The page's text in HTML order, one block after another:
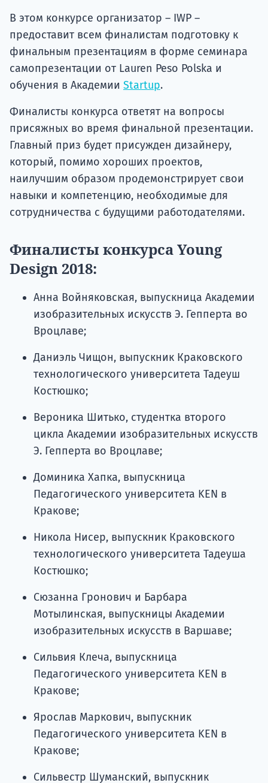
В этом конкурсе организатор – IWP –
предоставит всем финалистам подготовку к
финальным презентациям в форме семинара
самопрезентации от Lauren Peso Polska и
обучения в Академии Startup.
Финалисты конкурса ответят на вопросы
присяжных во время финальной презентации.
Главный приз будет присужден дизайнеру,
который, помимо хороших проектов,
наилучшим образом продемонстрирует свои
навыки и компетенцию, необходимые для
сотрудничества с будущими работодателями.
Финалисты конкурса Young
Design 2018:
Анна Войняковская, выпускница Академии
изобразительных искусств Э. Гепперта во
Вроцлаве;
Даниэль Чищон, выпускник Краковского
технологического университета Тадеуш
Костюшко;
Вероника Шитько, студентка второго
цикла Академии изобразительных искусств
Э. Гепперта во Вроцлаве;
Доминика Хапка, выпускница
Педагогического университета KEN в
Кракове;
Никола Нисер, выпускник Краковского
технологического университета Тадеуша
Костюшко;
Сюзанна Гронович и Барбара
Мотылинская, выпускницы Академии
изобразительных искусств в Варшаве;
Сильвия Клеча, выпускница
Педагогического университета KEN в
Кракове;
Ярослав Маркович, выпускник
Педагогического университета KEN в
Кракове;
Сильвестр Шуманский, выпускник